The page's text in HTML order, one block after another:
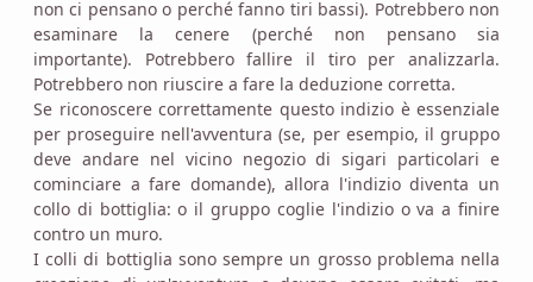
non ci pensano o perché fanno tiri bassi). Potrebbero non
esaminare la cenere (perché non pensano sia
importante). Potrebbero fallire il tiro per analizzarla.
Potrebbero non riuscire a fare la deduzione corretta.
Se riconoscere correttamente questo indizio è essenziale
per proseguire nell'avventura (se, per esempio, il gruppo
deve andare nel vicino negozio di sigari particolari e
cominciare a fare domande), allora l'indizio diventa un
collo di bottiglia: o il gruppo coglie l'indizio o va a finire
contro un muro.
I colli di bottiglia sono sempre un grosso problema nella